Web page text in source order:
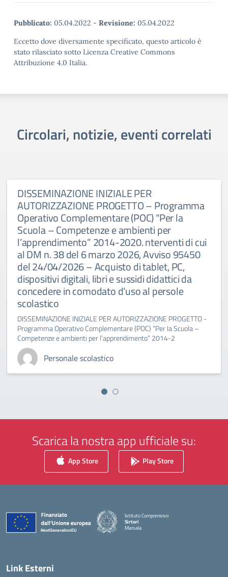
Pubblicato: 05.04.2022 - Revisione: 05.04.2022
Eccetto dove diversamente specificato, questo articolo è
stato rilasciato sotto Licenza Creative Commons
Attribuzione 4.0 Italia.
Circolari, notizie, eventi correlati
DISSEMINAZIONE INIZIALE PER
AUTORIZZAZIONE PROGETTO – Programma
Operativo Complementare (POC) “Per la
Scuola – Competenze e ambienti per
l’apprendimento” 2014-2020. nterventi di cui
al DM n. 38 del 6 marzo 2026, Avviso 95450
del 24/04/2026 – Acquisto di tablet, PC,
dispositivi digitali, libri e sussidi didattici da
concedere in comodato d’uso al persole
scolastico
DISSEMINAZIONE INIZIALE PER AUTORIZZAZIONE PROGETTO -
Programma Operativo Complementare (POC) “Per la Scuola –
Competenze e ambienti per l’apprendimento” 2014-2
Personale scolastico
Scarica la nostra app ufficiale su:
App Store Play Store
Istituto Comprensivo
Sirtori
Marsala
Link Esterni